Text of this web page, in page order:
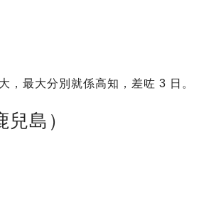
，最大分別就係高知，差咗 3 日。
島）